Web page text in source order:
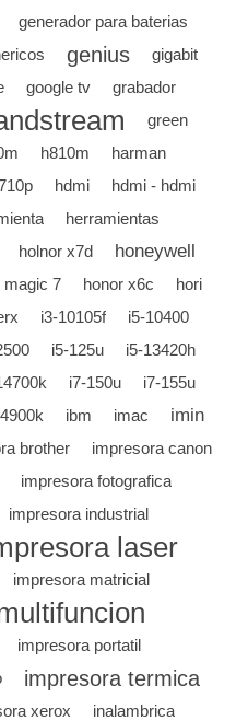
generador para baterias
genius gigabit
google tv
grabador
green
h810m
harman
hdmi
hdmi - hdmi
herramientas
holnor x7d honeywell
magic 7 honor x6c hori
i3-10105f
i5-10400
i5-125u
i5-13420h
i7-150u
i7-155u
ibm imac imin
brother impresora canon
impresora fotografica
impresora industrial
laser
impresora matricial
impresora portatil
impresora termica
xerox
inalambrica